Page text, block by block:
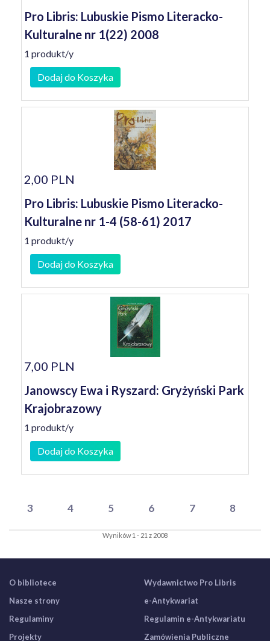
Pro Libris: Lubuskie Pismo Literacko-
Kulturalne nr 1(22) 2008
1 produkt/y
Dodaj do Koszyka
2,00 PLN
Pro Libris: Lubuskie Pismo Literacko-
Kulturalne nr 1-4 (58-61) 2017
1 produkt/y
Dodaj do Koszyka
7,00 PLN
Janowscy Ewa i Ryszard: Gryżyński Park
Krajobrazowy
1 produkt/y
Dodaj do Koszyka
3 4 5 6 7 8
Wyników 1 - 21 z 2008
O bibliotece
Nasze strony
Regulaminy
Projekty
Wydawnictwo Pro Libris
e-Antykwariat
Regulamin e-Antykwariatu
Zamówienia Publiczne